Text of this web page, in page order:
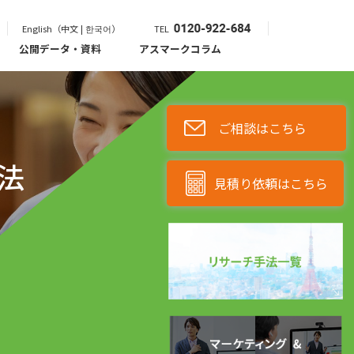
English（中文 | 한국어） TEL
公開データ・資料 アスマークコラム
見積り依頼はこちら
ご相談はこちら